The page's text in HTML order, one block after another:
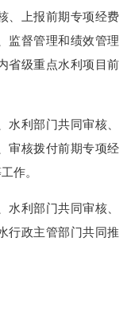
、上报前期专项经费
监督管理和绩效管理
省级重点水利项目前
水利部门共同审核、
审核拨付前期专项经
作。
水利部门共同审核、
行政主管部门共同推